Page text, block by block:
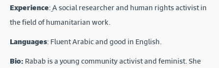
Experience: ِA social researcher and human rights activist in
the field of humanitarian work.
Languages: Fluent Arabic and good in English.
Bio:Rabab is a young community activist and feminist. She